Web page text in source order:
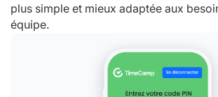
plus simple et mieux adaptée aux
équipe.